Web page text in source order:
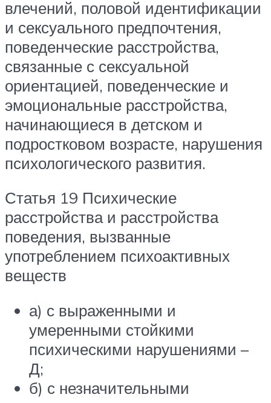
влечений, половой идентификации
и сексуального предпочтения,
поведенческие расстройства,
связанные с сексуальной
ориентацией, поведенческие и
эмоциональные расстройства,
начинающиеся в детском и
подростковом возрасте, нарушения
психологического развития.
Статья 19 Психические
расстройства и расстройства
поведения, вызванные
употреблением психоактивных
веществ
а) с выраженными и
умеренными стойкими
психическими нарушениями –
Д;
б) с незначительными